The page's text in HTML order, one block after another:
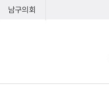
남구의회